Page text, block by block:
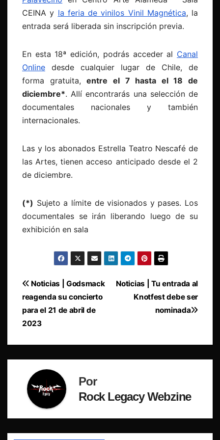
CEINA y la feria de vinilos Vinil Magnética, la
entrada será liberada sin inscripción previa.
En esta 18ª edición, podrás acceder al Canal
Online desde cualquier lugar de Chile, de
forma gratuita,entre el 7 hasta el 18 de
diciembre*. Allí encontrarás una selección de
documentales nacionales y también
internacionales.
Las y los abonados Estrella Teatro Nescafé de
las Artes, tienen acceso anticipado desde el 2
de diciembre.
(*) Sujeto a límite de visionados y pases. Los
documentales se irán liberando luego de su
exhibición en sala
Navegación
de
entradas
Noticias | Tu entrada al
Knotfest debe ser
nominada
Noticias | Godsmack
reagenda su concierto
para el 21 de abril de
2023
Por
Rock Legacy Webzine